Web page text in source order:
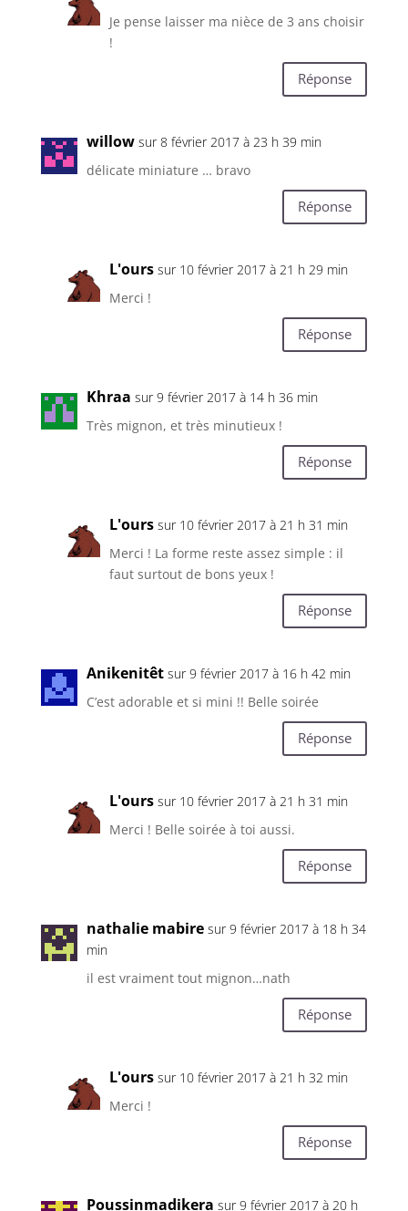
Je pense laisser ma nièce de 3 ans choisir
!
Réponse
willow sur 8 février 2017 à 23 h 39 min
délicate miniature … bravo
Réponse
L'ours sur 10 février 2017 à 21 h 29 min
Merci !
Réponse
Khraa sur 9 février 2017 à 14 h 36 min
Très mignon, et très minutieux !
Réponse
L'ours sur 10 février 2017 à 21 h 31 min
Merci ! La forme reste assez simple : il
faut surtout de bons yeux !
Réponse
Anikenitêt sur 9 février 2017 à 16 h 42 min
C’est adorable et si mini !! Belle soirée
Réponse
L'ours sur 10 février 2017 à 21 h 31 min
Merci ! Belle soirée à toi aussi.
Réponse
nathalie mabire sur 9 février 2017 à 18 h 34
min
il est vraiment tout mignon…nath
Réponse
L'ours sur 10 février 2017 à 21 h 32 min
Merci !
Réponse
Poussinmadikera sur 9 février 2017 à 20 h